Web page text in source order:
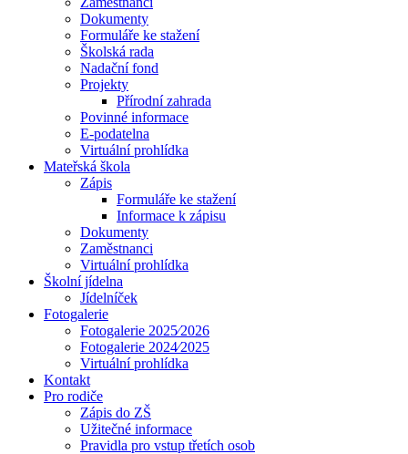
Dokumenty
Formuláře ke stažení
Školská rada
Nadační fond
Projekty
Přírodní zahrada
Povinné informace
E-podatelna
Virtuální prohlídka
Mateřská škola
Zápis
Formuláře ke stažení
Informace k zápisu
Dokumenty
Zaměstnanci
Virtuální prohlídka
Školní jídelna
Jídelníček
Fotogalerie
Fotogalerie 2025⁄2026
Fotogalerie 2024⁄2025
Virtuální prohlídka
Kontakt
Pro rodiče
Zápis do ZŠ
Užitečné informace
Pravidla pro vstup třetích osob